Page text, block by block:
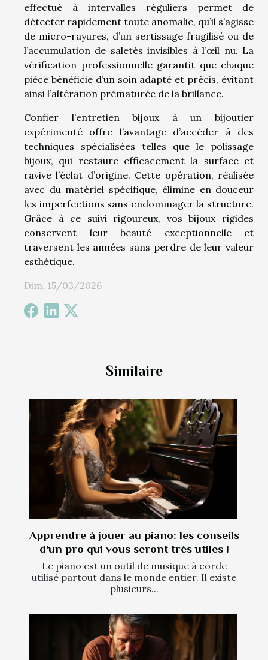
Similaire
Apprendre à jouer au piano: les conseils
d'un pro qui vous seront très utiles !
Le piano est un outil de musique à corde
utilisé partout dans le monde entier. Il existe
plusieurs...
effectué à intervalles réguliers permet de
détecter rapidement toute anomalie, qu’il s’agisse
de micro-rayures, d’un sertissage fragilisé ou de
l’accumulation de saletés invisibles à l’œil nu. La
vérification professionnelle garantit que chaque
pièce bénéficie d’un soin adapté et précis, évitant
ainsi l’altération prématurée de la brillance.
Confier l’entretien bijoux à un bijoutier
expérimenté offre l’avantage d’accéder à des
techniques spécialisées telles que le polissage
bijoux, qui restaure efficacement la surface et
ravive l’éclat d’origine. Cette opération, réalisée
avec du matériel spécifique, élimine en douceur
les imperfections sans endommager la structure.
Grâce à ce suivi rigoureux, vos bijoux rigides
conservent leur beauté exceptionnelle et
traversent les années sans perdre de leur valeur
esthétique.
Dim. 15/03/2026